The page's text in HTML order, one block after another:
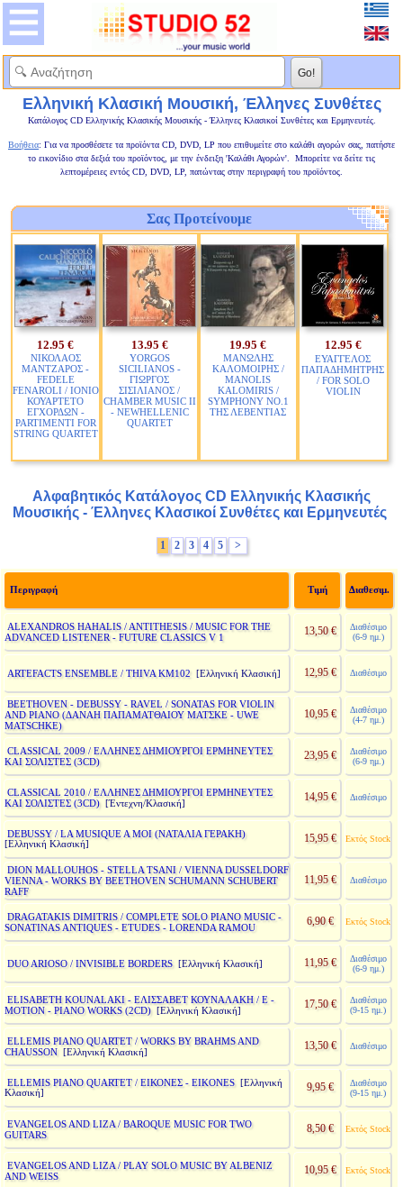
Ελληνική Κλασική Μουσική, Έλληνες Συνθέτες
Κατάλογος CD Ελληνικής Κλασικής Μουσικής - Έλληνες Κλασικοί Συνθέτες και Ερμηνευτές.
Βοήθεια: Για να προσθέσετε τα προϊόντα CD, DVD, LP που επιθυμείτε στο καλάθι αγορών σας, πατήστε
το εικονίδιο στα δεξιά του προϊόντος, με την ένδειξη 'Καλάθι Αγορών'. Μπορείτε να δείτε τις
λεπτομέρειες εντός CD, DVD, LP, πατώντας στην περιγραφή του προϊόντος.
Σας Προτείνουμε
12.95 €
ΝΙΚΟΛΑΟΣ
ΜΑΝΤΖΑΡΟΣ -
FEDELE
FENAROLI / ΙΟΝΙΟ
ΚΟΥΑΡΤΕΤΟ
ΕΓΧΟΡΔΩΝ -
PARTIMENTI FOR
STRING QUARTET
13.95 €
YORGOS
SICILIANOS -
ΓΙΩΡΓΟΣ
ΣΙΣΙΛΙΑΝΟΣ /
CHAMBER MUSIC II
- NEWHELLENIC
QUARTET
19.95 €
ΜΑΝΩΛΗΣ
ΚΑΛΟΜΟΙΡΗΣ /
MANOLIS
KALOMIRIS /
SYMPHONY NO.1
ΤΗΣ ΛΕΒΕΝΤΙΑΣ
12.95 €
ΕΥΑΓΓΕΛΟΣ
ΠΑΠΑΔΗΜΗΤΡΗΣ
/ FOR SOLO
VIOLIN
Αλφαβητικός Κατάλογος CD Ελληνικής Κλασικής
Μουσικής - Έλληνες Κλασικοί Συνθέτες και Ερμηνευτές
1 2 3 4 5 >
Περιγραφή Τιμή Διαθεσιμ.
ALEXANDROS HAHALIS / ANTITHESIS / MUSIC FOR THE
ADVANCED LISTENER - FUTURE CLASSICS V 1
13,50 €
Διαθέσιμο
(6-9 ημ.)
ARTEFACTS ENSEMBLE / THIVA KM102 [Ελληνική Κλασική] 12,95 € Διαθέσιμο
BEETHOVEN - DEBUSSY - RAVEL / SONATAS FOR VIOLIN
AND PIANO (ΔΑΝΑΗ ΠΑΠΑΜΑΤΘΑΙΟΥ ΜΑΤΣΚΕ - UWE
MATSCHKE)
10,95 €
Διαθέσιμο
(4-7 ημ.)
CLASSICAL 2009 / ΕΛΛΗΝΕΣ ΔΗΜΙΟΥΡΓΟΙ ΕΡΜΗΝΕΥΤΕΣ
ΚΑΙ ΣΟΛΙΣΤΕΣ (3CD)
23,95 €
Διαθέσιμο
(6-9 ημ.)
CLASSICAL 2010 / ΕΛΛΗΝΕΣ ΔΗΜΙΟΥΡΓΟΙ ΕΡΜΗΝΕΥΤΕΣ
ΚΑΙ ΣΟΛΙΣΤΕΣ (3CD)[Έντεχνη/Κλασική]
14,95 € Διαθέσιμο
DEBUSSY / LA MUSIQUE A MOI (ΝΑΤΑΛΙΑ ΓΕΡΑΚΗ)
[Ελληνική Κλασική] 15,95 € Εκτός Stock
DION MALLOUHOS - STELLA TSANI / VIENNA DUSSELDORF
VIENNA - WORKS BY BEETHOVEN SCHUMANN SCHUBERT
RAFF
11,95 € Διαθέσιμο
DRAGATAKIS DIMITRIS / COMPLETE SOLO PIANO MUSIC -
SONATINAS ANTIQUES - ETUDES - LORENDA RAMOU
6,90 € Εκτός Stock
DUO ARIOSO / INVISIBLE BORDERS[Ελληνική Κλασική] 11,95 €
Διαθέσιμο
(6-9 ημ.)
ELISABETH KOUNALAKI - ΕΛΙΣΣΑΒΕΤ ΚΟΥΝΑΛΑΚΗ / E -
MOTION - PIANO WORKS (2CD)[Ελληνική Κλασική]
17,50 €
Διαθέσιμο
(9-15 ημ.)
ELLEMIS PIANO QUARTET / WORKS BY BRAHMS AND
CHAUSSON [Ελληνική Κλασική]
13,50 € Διαθέσιμο
ELLEMIS PIANO QUARTET / ΕΙΚΟΝΕΣ - EIKONES[Ελληνική
Κλασική]
9,95 €
Διαθέσιμο
(9-15 ημ.)
EVANGELOS AND LIZA / BAROQUE MUSIC FOR TWO
GUITARS
8,50 € Εκτός Stock
EVANGELOS AND LIZA / PLAY SOLO MUSIC BY ALBENIZ
AND WEISS
10,95 € Εκτός Stock